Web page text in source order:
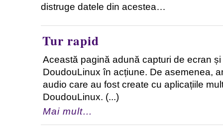
distruge datele din acestea…
Tur rapid
Această pagină adună capturi de ecran
DoudouLinux în acțiune. De asemenea,
audio care au fost create cu aplicațiile
DoudouLinux. (...)
Mai mult…